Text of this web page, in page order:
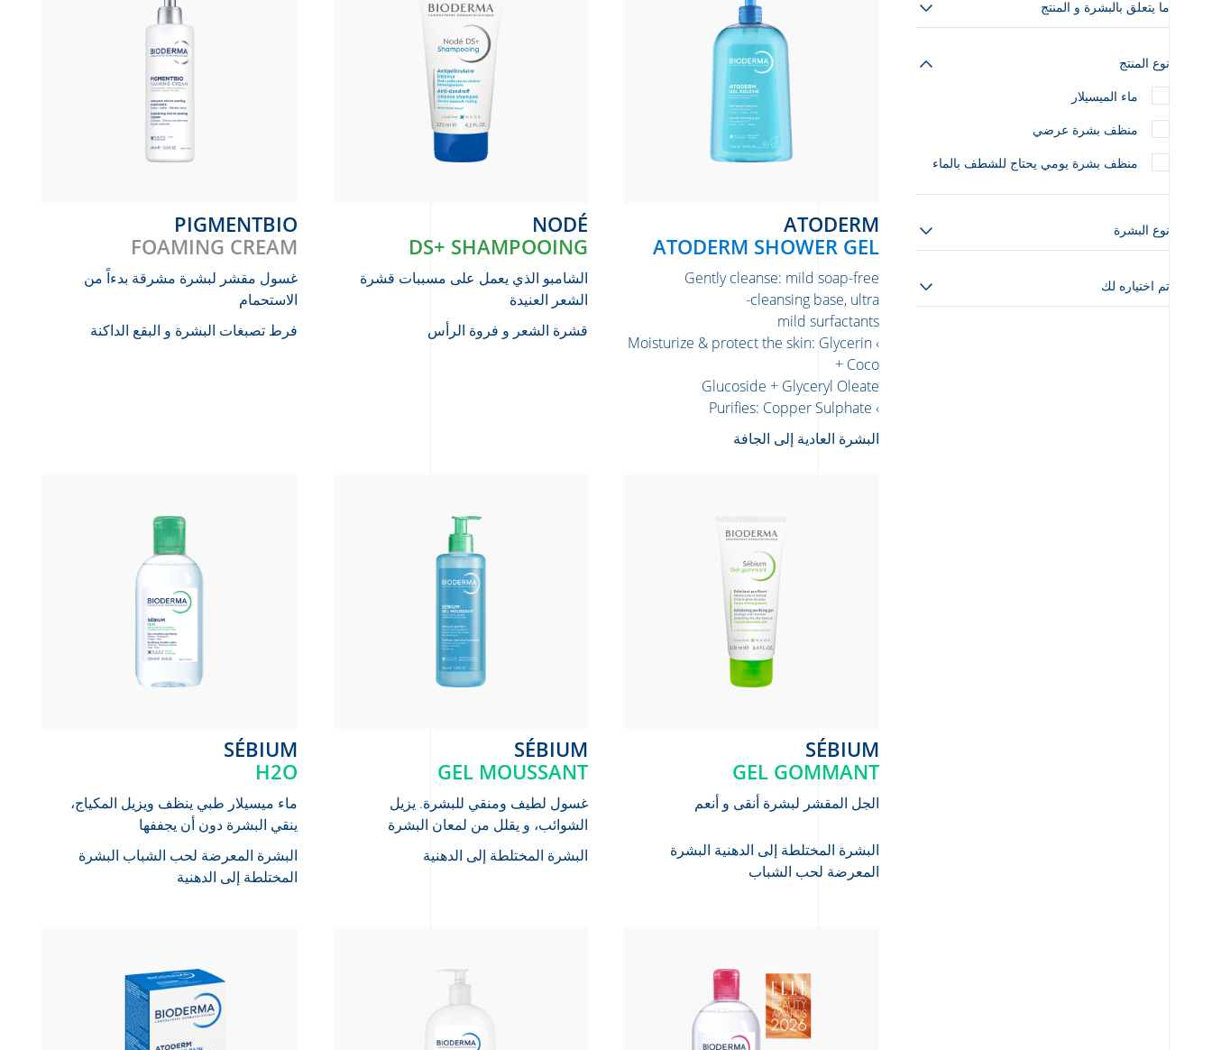
ما يتعلق بالبشرة و المنتج
نوع المنتج
ماء الميسيلار
منظف بشرة عرضي
منظف بشرة يومي يحتاج للشطف بالماء
نوع البشرة
تم اختياره لك
ATODERM
ATODERM SHOWER GEL
Gently cleanse: mild soap-free
cleansing base, ultra-
mild surfactants
› Moisturize & protect the skin: Glycerin
+ Coco
Glucoside + Glyceryl Oleate
› Purifies: Copper Sulphate
البشرة العادية إلى الجافة
NODÉ
DS+ SHAMPOOING
الشامبو الذي يعمل على مسببات قشرة
الشعر العنيدة
قشرة الشعر و فروة الرأس
PIGMENTBIO
FOAMING CREAM
غسول مقشر لبشرة مشرقة بدءاً من
الاستحمام
فرط تصبغات البشرة و البقع الداكنة
SÉBIUM
GEL GOMMANT
الجل المقشر لبشرة أنقى و أنعم
البشرة المختلطة إلى الدهنية البشرة
المعرضة لحب الشباب
SÉBIUM
GEL MOUSSANT
غسول لطيف ومنقي للبشرة. يزيل
الشوائب، و يقلل من لمعان البشرة
البشرة المختلطة إلى الدهنية
SÉBIUM
H2O
ماء ميسيلار طبي ينظف ويزيل المكياج،
ينقي البشرة دون أن يجففها
البشرة المعرضة لحب الشباب البشرة
المختلطة إلى الدهنية